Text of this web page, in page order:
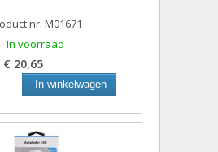
nr: M01671
In voorraad
€ 20,65
In winkelwagen